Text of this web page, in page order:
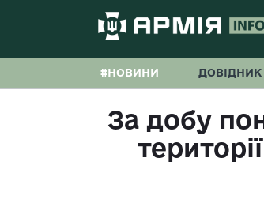
#НОВИНИ ДОВІДНИК
За добу